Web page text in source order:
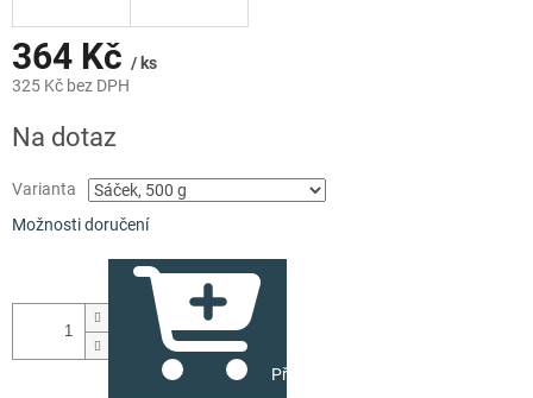
364 Kč / ks
325 Kč bez DPH
cena:
Na dotaz
Varianta
Možnosti doručení
Přidat do košíku